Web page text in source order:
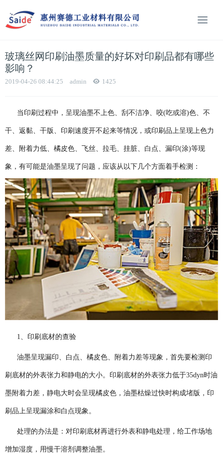
玻璃丝网印刷油墨质量的好坏对印刷品都有哪些
影响？
2019-04-26 08:44:25 admin 1425
当印刷过程中，呈现油墨不上色、刮不洁净、咬(吃或溶)色、不
干、返黏、干版、印刷速度开不起来等情况，或印刷品上呈现上色力
差、附着力低、橘皮色、飞丝、拉毛、挂脏、白点、漏印(涂)等现
象，有可能是油墨呈现了问题，应该从以下几个方面着手检测：
1、印刷底材的查验
油墨呈现漏印、白点、橘皮色、附着力差等现象，首先要检测印
刷底材的外表张力和静电的大小。印刷底材的外表张力低于35dyn时油
墨附着力差，静电大时会呈现橘皮色，油墨枯燥过快时构成堵版，印
刷品上呈现漏涂和白点现象。
处理的办法是：对印刷底材再进行外表和静电处理，给工作场地
增加湿度，用慢干溶剂调整油墨。